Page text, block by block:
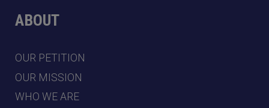
ABOUT
OUR PETITION
OUR MISSION
WHO WE ARE